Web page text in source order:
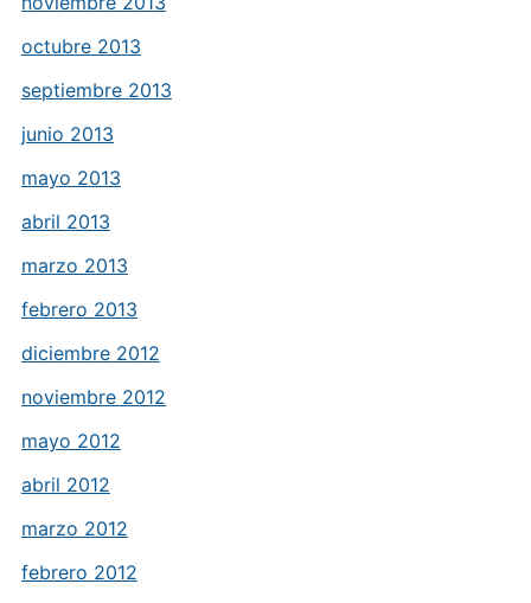
octubre 2013
septiembre 2013
junio 2013
mayo 2013
abril 2013
marzo 2013
febrero 2013
diciembre 2012
noviembre 2012
mayo 2012
abril 2012
marzo 2012
febrero 2012